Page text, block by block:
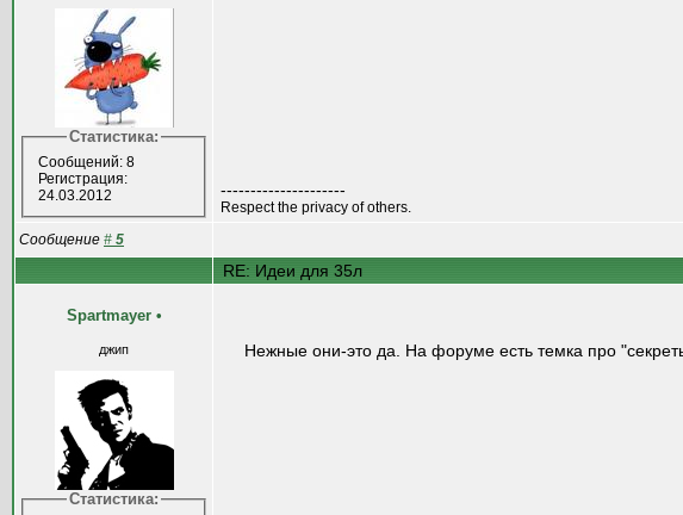
Статистика:
Сообщений: 8
Регистрация:
24.03.2012
---------------------
Respect the privacy of others.
Сообщение # 5
RE: Идеи для 35л
Spartmayer •
джип
Статистика:
Нежные они-это да. На форуме есть темка про